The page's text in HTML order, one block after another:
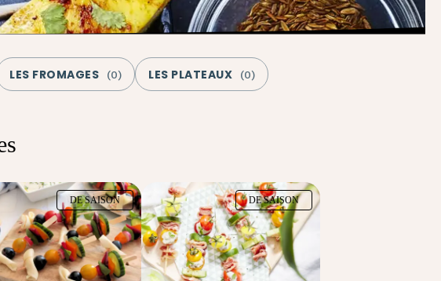
LES FROMAGES (0) LES PLATEAUX (0)
DE SAISON DE SAISON